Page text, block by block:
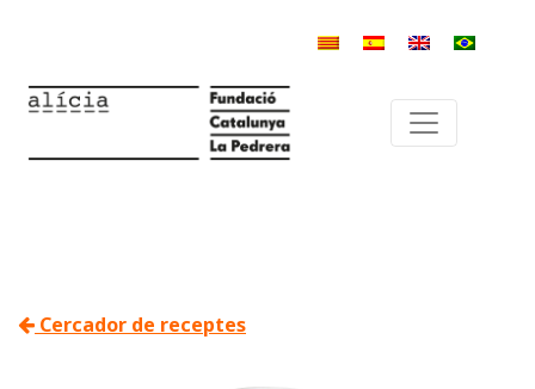
Cercador de receptes